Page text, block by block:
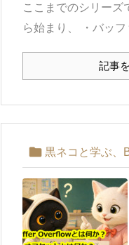
ここまでのシリーズ
ら始まり、 ・バッフ
記事
 黒ネコと学ぶ、